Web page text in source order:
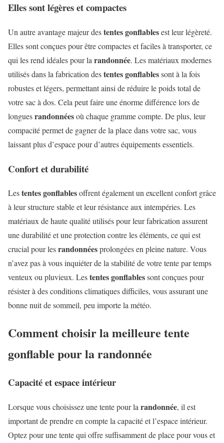
Elles sont légères et compactes
Un autre avantage majeur destentes gonflablesest leur légèreté.
Elles sont conçues pour être compactes et faciles à transporter, ce
qui les rend idéales pour la randonnée. Les matériaux modernes
utilisés dans la fabrication destentes gonflablessont à la fois
robustes et légers, permettant ainsi de réduire le poids total de
votre sac à dos. Cela peut faire une énorme différence lors de
longuesrandonnéesoù chaque gramme compte. De plus, leur
compacité permet de gagner de la place dans votre sac, vous
laissant plus d’espace pour d’autres équipements essentiels.
Confort et durabilité
Lestentes gonflablesoffrent également un excellent confort grâce
à leur structure stable et leur résistance aux intempéries. Les
matériaux de haute qualité utilisés pour leur fabrication assurent
une durabilité et une protection contre les éléments, ce qui est
crucial pour lesrandonnéesprolongées en pleine nature. Vous
n’avez pas à vous inquiéter de la stabilité de votre tente par temps
venteux ou pluvieux. Lestentes gonflablessont conçues pour
résister à des conditions climatiques difficiles, vous assurant une
bonne nuit de sommeil, peu importe la météo.
Comment choisir la meilleure tente
gonflable pour la randonnée
Capacité et espace intérieur
Lorsque vous choisissez une tente pour la randonnée, il est
important de prendre en compte la capacité et l’espace intérieur.
Optez pour une tente qui offre suffisamment de place pour vous et